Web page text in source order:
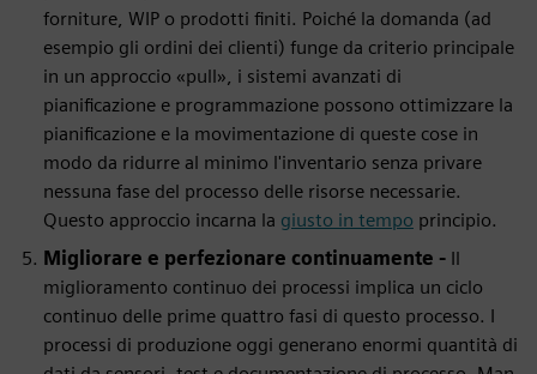
forniture, WIP o prodotti finiti. Poiché la domanda (ad
esempio gli ordini dei clienti) funge da criterio principale
in un approccio «pull», i sistemi avanzati di
pianificazione e programmazione possono ottimizzare la
pianificazione e la movimentazione di queste cose in
modo da ridurre al minimo l'inventario senza privare
nessuna fase del processo delle risorse necessarie.
Questo approccio incarna la giusto in tempo principio.
Migliorare e perfezionare continuamente - Il
miglioramento continuo dei processi implica un ciclo
continuo delle prime quattro fasi di questo processo. I
processi di produzione oggi generano enormi quantità di